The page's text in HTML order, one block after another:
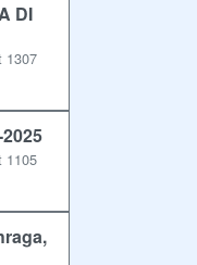
DI
1307
1105